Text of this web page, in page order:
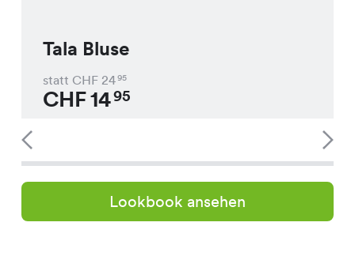
Tala Bluse
statt CHF 2495
CHF1495
Lookbook ansehen